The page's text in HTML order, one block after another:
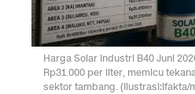
Harga Solar Industri B40 Juni
Rp31.000 per liter, memicu
sektor tambang. (Ilustrasi:ifakta/